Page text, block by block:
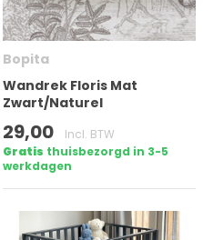
Bopita
Wandrek Floris Mat
Zwart/Naturel
29,00
Incl. BTW
Gratis thuisbezorgd in 3-5
werkdagen